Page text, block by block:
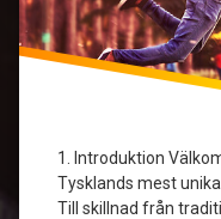
1. Introduktion
Tysklands mest
Till skillnad från
VfL
Wolfsburg
Wolfsburg